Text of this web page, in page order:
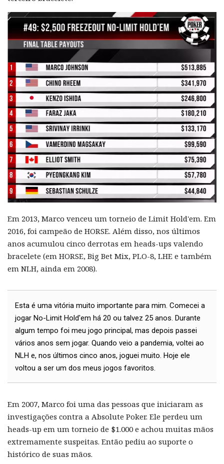
Em 2013, Marco venceu um torneio de Limit Hold'em. Em
2016, foi campeão de HORSE. Além disso, nos últimos
anos acumulou cinco derrotas em heads-ups valendo
bracelete (em HORSE, Big Bet Mix, PLO-8, LHE e também
em NLH, ainda em 2008).
Esta é uma vitória muito importante para mim. Comecei a
jogar No-Limit Hold'em há 20 ou talvez 25 anos. Durante
algum tempo foi meu jogo principal, mas depois passei
vários anos sem jogar. Quando veio a pandemia, voltei ao
NLH e, nos últimos cinco anos, joguei muito. Hoje ele
voltou a ser um dos meus jogos favoritos.
Em 2007, Marco foi uma das pessoas que iniciaram as
investigações contra a Absolute Poker. Ele perdeu um
heads-up em um torneio de $1.000 e achou muitas mãos
extremamente suspeitas. Então pediu ao suporte o
histórico de suas mãos.